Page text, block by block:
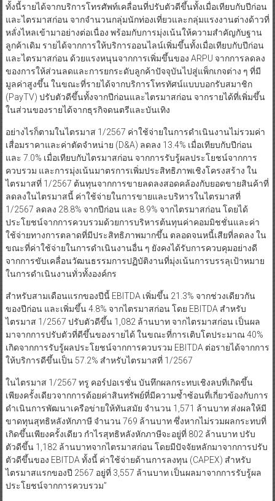
ทั้งนี้รายได้จากบริการโทรศัพท์เคลื่อนที่ปรับตัวดีขึ้นทั้งเมื่อเทียบกับปีก่อน
และไตรมาสก่อน จากจำนวนกลุ่มนักท่องเที่ยวและกลุ่มแรงงานต่างด้าวที่
หลั่งไหลเข้ามาอย่างต่อเนื่อง พร้อมกับการมุ่งเน้นให้ความสำคัญกับฐาน
ลูกค้าเดิม รายได้จากการให้บริการออนไลน์เพิ่มขึ้นทั้งเมื่อเทียบกับปีก่อน
และไตรมาสก่อน ด้วยแรงหนุนจากการเพิ่มขึ้นของ ARPU จากการลดลง
ของการให้ส่วนลดและการยกระดับลูกค้าปัจจุบันไปสู่แพ็กเกจต่าง ๆ ที่มี
มูลค่าสูงขึ้น ในขณะที่รายได้จากบริการโทรทัศน์แบบบอกรับสมาชิก
(PayTV) ปรับตัวดีขึ้นทั้งจากปีก่อนและไตรมาสก่อน จากรายได้ที่เพิ่มขึ้น
ในส่วนของรายได้จากธุรกิจดนตรีและบันเทิง
อย่างไรก็ตามในไตรมาส 1/2567 ค่าใช้จ่ายในการดำเนินงานไม่รวมค่า
เสื่อมราคาและค่าตัดจำหน่าย (D&A) ลดลง 13.4% เมื่อเทียบกับปีก่อน
และ 7.0% เมื่อเทียบกับไตรมาสก่อน จากการรับรู้ผลประโยชน์จากการ
ควบรวม และการมุ่งเน้นมาตรการเพิ่มประสิทธิภาพเชิงโครงสร้าง ใน
ไตรมาสที่ 1/2567 ต้นทุนจากการขายลดลงสอดคล้องกับยอดขายสินค้าที่
ลดลงในไตรมาสนี้ ค่าใช้จ่ายในการขายและบริหารในไตรมาสที่
1/2567 ลดลง 28.8% จากปีก่อน และ 8.9% จากไตรมาสก่อน โดยได้
ประโยชน์จากการควบรวมด้วยการบริหารต้นทุนค่าคอมมิชชั่นและค่า
ใช้จ่ายทางการตลาดที่มีประสิทธิภาพมากขึ้น ตลอดจนหนี้เสียที่ลดลง ใน
ขณะที่ค่าใช้จ่ายในการดำเนินงานอื่น ๆ ยังคงได้รับการควบคุมอย่างดี
จากการขับเคลื่อนวัฒนธรรมการปฏิบัติงานที่มุ่งเน้นการบรรลุเป้าหมาย
ในการดำเนินงานทั่วทั้งองค์กร
สำหรับสามเดือนแรกของปีนี้ EBITDA เพิ่มขึ้น 21.3% จากช่วงเดียวกัน
ของปีก่อน และเพิ่มขึ้น 4.8% จากไตรมาสก่อน โดย EBITDA สำหรับ
ไตรมาส 1/2567 ปรับตัวดีขึ้น 1,082 ล้านบาท จากไตรมาสก่อน เป็นผล
มาจากการปรับตัวที่ดีขึ้นของรายได้ ในขณะที่การเติบโตประมาณ 40%
เกิดจากการรับรู้ผลประโยชน์จากการควบรวม EBITDA ต่อรายได้จากการ
ให้บริการดีขึ้นเป็น 57.2% สำหรับไตรมาสที่ 1/2567
ในไตรมาส 1/2567 ทรู คอร์ปอเรชั่น บันทึกผลกระทบเชิงลบที่เกิดขึ้น
เพียงครั้งเดียวจากการด้อยค่าสินทรัพย์ที่มีความซ้ำซ้อนที่เกี่ยวข้องกับการ
ดำเนินการพัฒนาเครือข่ายให้ทันสมัย จำนวน 1,571 ล้านบาท ส่งผลให้มี
ขาดทุนสุทธิหลังหักภาษี จำนวน 769 ล้านบาท ซึ่งหากไม่รวมผลกระทบที่
เกิดขึ้นเพียงครั้งเดียว กำไรสุทธิหลังหักภาษีจะอยู่ที่ 802 ล้านบาท ปรับ
ตัวดีขึ้น 1,182 ล้านบาทจากไตรมาสก่อน โดยมีปัจจัยหลักมาจากการปรับ
ตัวดีขึ้นของ EBITDA ทั้งนี้ ค่าใช้จ่ายด้านการลงทุน (CAPEX) สำหรับ
ไตรมาสแรกของปี 2567 อยู่ที่ 3,557 ล้านบาท เป็นผลมาจากการรับรู้ผล
ประโยชน์จากการควบรวม”